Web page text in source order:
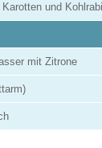
und Kohlrabi
mit Zitrone